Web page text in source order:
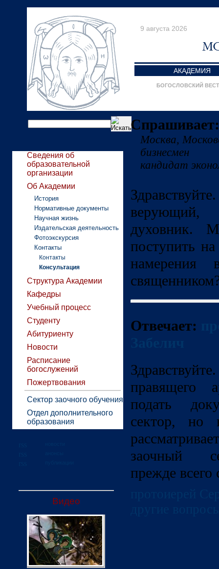
9 августа 2026
АКАДЕМИЯ
БОГОСЛОВСКИЙ
Сведения об
образовательной
организации
Об Академии
История
Нормативные документы
Научная жизнь
Издательская деятельность
Фотоэкскурсия
Контакты
Контакты
Консультация
Структура Академии
Кафедры
Учебный процесс
Студенту
Абитуриенту
Новости
Расписание
богослужений
Пожертвования
Сектор заочного обучения
Отдел дополнительного
образования
Видео
Москва,
бизнесмен
кандидат
верующий,
духовник.
поступить
намерения
Отвечает:
правящего
подать
сектор, но
заочный
прежде